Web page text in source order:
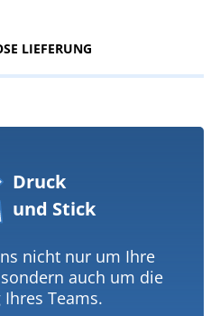
LIEFERUNG
Druck
und Stick
nicht nur um Ihre
auch um die
Teams.